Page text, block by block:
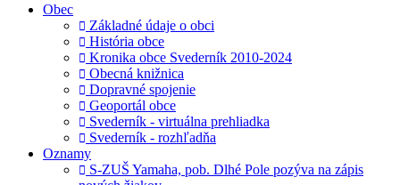
Obec
Základné údaje o obci
História obce
Kronika obce Svederník 2010-2024
Obecná knižnica
Dopravné spojenie
Geoportál obce
Svederník - virtuálna prehliadka
Svederník - rozhľadňa
Oznamy
S-ZUŠ Yamaha, pob. Dlhé Pole pozýva na zápis